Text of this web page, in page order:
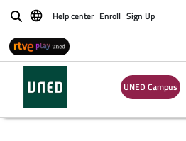
BuscarHelp center Enroll Sign Up
UNED Campus